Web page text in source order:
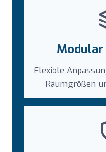
Flexible
Raumgrößen